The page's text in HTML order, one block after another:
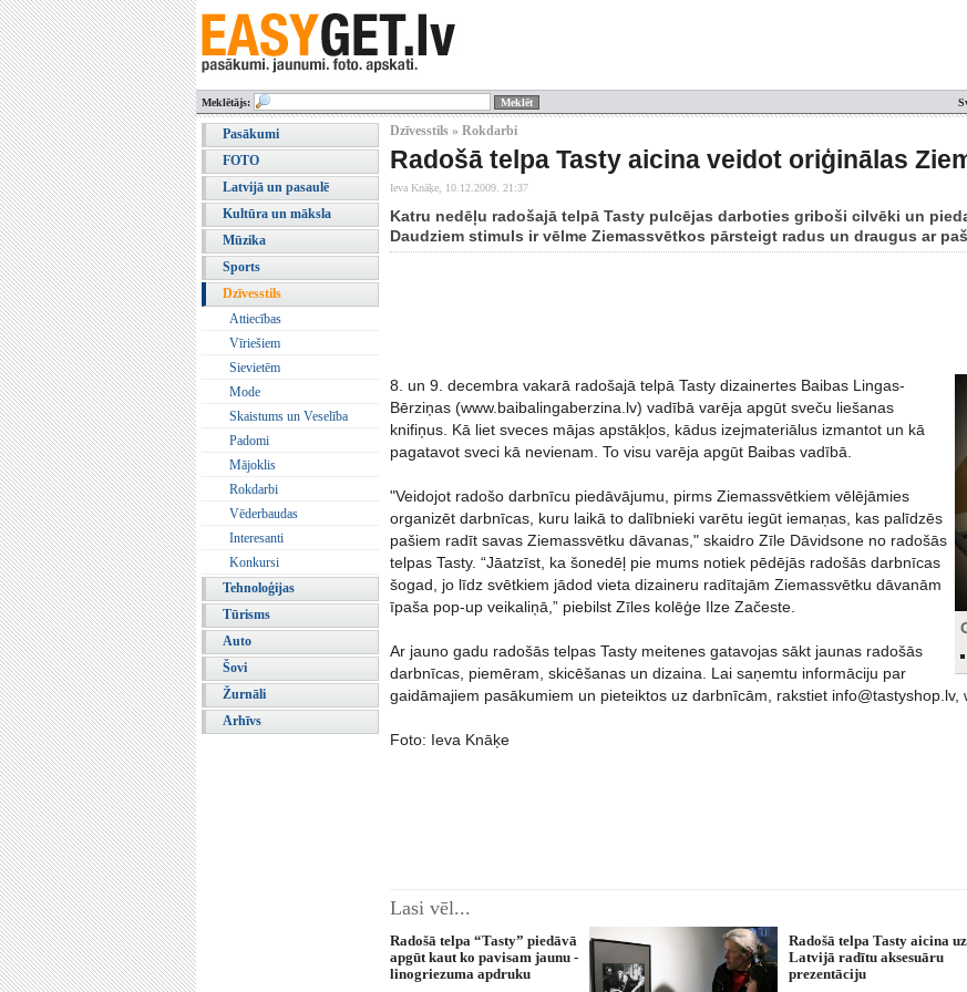
Meklētājs:
Pasākumi
FOTO
Latvijā un pasaulē
Kultūra un māksla
Mūzika
Sports
Dzīvesstils
Attiecības
Vīriešiem
Sievietēm
Mode
Skaistums un Veselība
Padomi
Mājoklis
Rokdarbi
Vēderbaudas
Interesanti
Konkursi
Tehnoloģijas
Tūrisms
Auto
Šovi
Žurnāli
Arhīvs
Dzīvesstils » Rokdarbi
Radošā telpa Tasty aicina veidot oriģinālas
Ieva Knāķe, 10.12.2009. 21:37
Katru nedēļu radošajā telpā Tasty pulcējas darboties griboši cilvēki un
Daudziem stimuls ir vēlme Ziemassvētkos pārsteigt radus un draugus ar
8. un 9. decembra vakarā radošajā telpā Tasty dizainertes Baibas Lingas-
Bērziņas (www.baibalingaberzina.lv) vadībā varēja apgūt sveču liešanas
knifiņus. Kā liet sveces mājas apstākļos, kādus izejmateriālus izmantot un kā
pagatavot sveci kā nevienam. To visu varēja apgūt Baibas vadībā.
"Veidojot radošo darbnīcu piedāvājumu, pirms Ziemassvētkiem vēlējāmies
organizēt darbnīcas, kuru laikā to dalībnieki varētu iegūt iemaņas, kas palīdzēs
pašiem radīt savas Ziemassvētku dāvanas," skaidro Zīle Dāvidsone no radošās
telpas Tasty. “Jāatzīst, ka šonedēļ pie mums notiek pēdējās radošās darbnīcas
šogad, jo līdz svētkiem jādod vieta dizaineru radītajām Ziemassvētku dāvanām
īpaša pop-up veikaliņā,” piebilst Zīles kolēģe Ilze Začeste.
Ar jauno gadu radošās telpas Tasty meitenes gatavojas sākt jaunas radošās
darbnīcas, piemēram, skicēšanas un dizaina. Lai saņemtu informāciju par
gaidāmajiem pasākumiem un pieteiktos uz darbnīcām, rakstiet info@tastyshop.lv,
Foto: Ieva Knāķe
Lasi vēl...
Radošā telpa “Tasty” piedāvā
apgūt kaut ko pavisam jaunu -
linogriezuma apdruku
Radošā telpa Tasty aicina uz
Latvijā radītu aksesuāru
prezentāciju